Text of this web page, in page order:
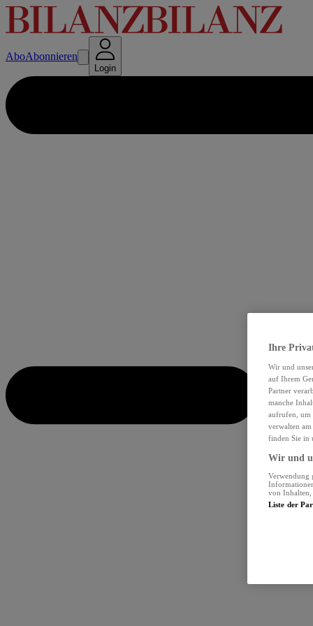
AboAbonnieren
Login
Ihre
Wir und
auf Ihrem
Partner
manche
aufrufen, um
verwalten
finden Sie in
Wir und
Verwendung
von Inhalten,
Liste der